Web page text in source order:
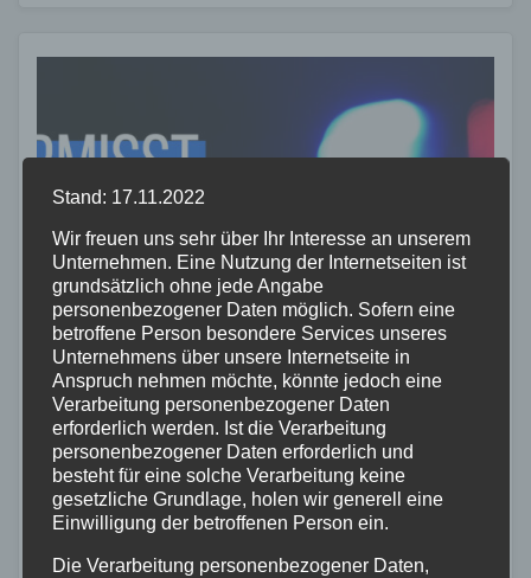
RETTUNGSDIENST WESTERWALD
Update: Aktuelle Vermisstensuche in
Seck — Person gefunden
14. JULI 2026
Stand: 17.11.2022
Wir freuen uns sehr über Ihr Interesse an unserem
Unternehmen. Eine Nutzung der Internetseiten ist
grundsätzlich ohne jede Angabe
personenbezogener Daten möglich. Sofern eine
betroffene Person besondere Services unseres
Unternehmens über unsere Internetseite in
Anspruch nehmen möchte, könnte jedoch eine
Verarbeitung personenbezogener Daten
erforderlich werden. Ist die Verarbeitung
personenbezogener Daten erforderlich und
besteht für eine solche Verarbeitung keine
gesetzliche Grundlage, holen wir generell eine
Einwilligung der betroffenen Person ein.
Die Verarbeitung personenbezogener Daten,